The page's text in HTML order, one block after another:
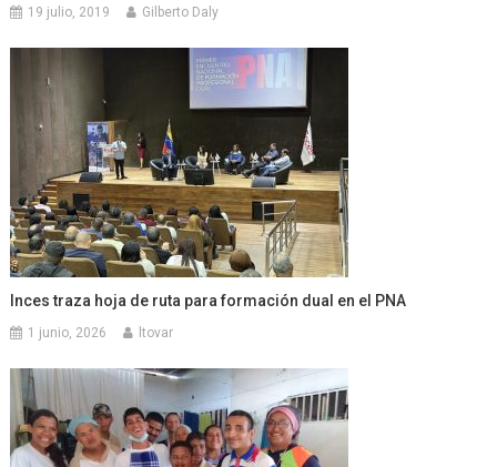
19 julio, 2019 Gilberto Daly
Inces traza hoja de ruta para formación dual en el PNA
1 junio, 2026 ltovar